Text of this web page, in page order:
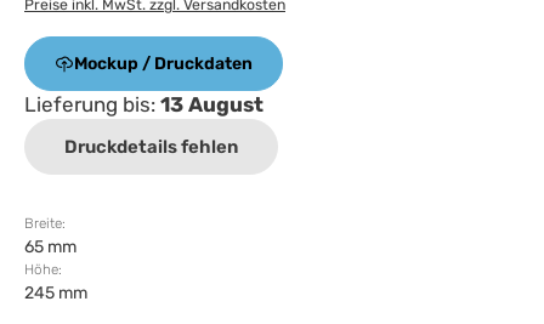
Preise inkl. MwSt. zzgl. Versandkosten
Mockup / Druckdaten
Lieferung bis: 13 August
Druckdetails fehlen
Breite:
65 mm
Höhe:
245 mm